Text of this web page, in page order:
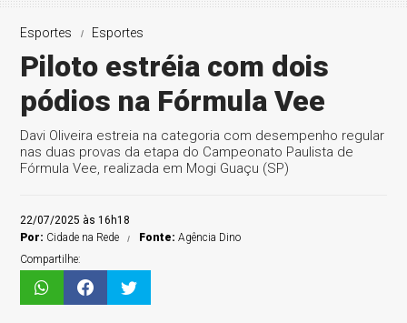
Esportes Esportes
Piloto estréia com dois
pódios na Fórmula Vee
Davi Oliveira estreia na categoria com desempenho regular
nas duas provas da etapa do Campeonato Paulista de
Fórmula Vee, realizada em Mogi Guaçu (SP)
22/07/2025 às 16h18
Por: Cidade na Rede Fonte:Agência Dino
Compartilhe: